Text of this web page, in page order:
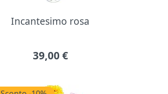
Incantesimo rosa
39,00 €